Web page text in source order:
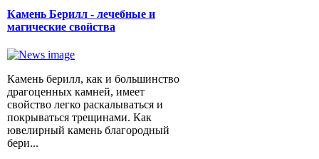
Камень Берилл - лечебные и
магические свойства
Камень берилл, как и большинство
драгоценных камней, имеет
свойство легко раскалываться и
покрываться трещинами. Как
ювелирный камень благородный
бери...